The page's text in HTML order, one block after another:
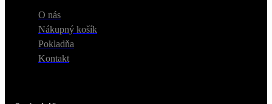
O nás
Nákupný košík
Pokladňa
Kontakt